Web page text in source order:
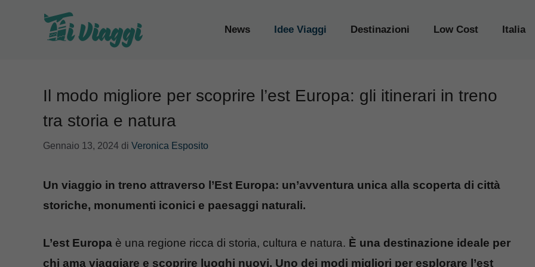
News Idee Viaggi Destinazioni Low Cost Italia
Il modo migliore per scoprire l’est Europa: gli itinerari in treno
tra storia e natura
Gennaio 13, 2024 di Veronica Esposito
Un viaggio in treno attraverso l’Est Europa: un’avventura unica alla scoperta di città
storiche, monumenti iconici e paesaggi naturali.
L’est Europa è una regione ricca di storia, cultura e natura. È una destinazione ideale per
chi ama viaggiare e scoprire luoghi nuovi. Uno dei modi migliori per esplorare l’est